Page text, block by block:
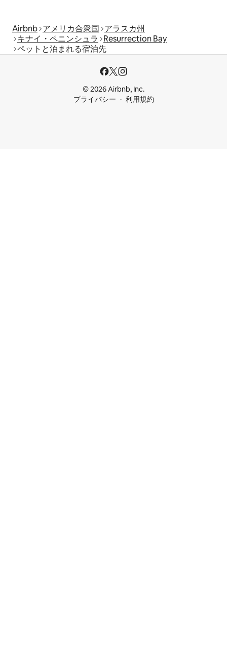
Airbnb アメリカ合衆国 アラスカ州
キナイ・ペニンシュラ
Resurrection Bay
ペットと泊まれる宿泊先
© 2026 Airbnb, Inc.
プライバシー
利用規約